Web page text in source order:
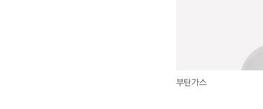
부탄가스